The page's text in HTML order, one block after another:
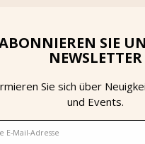
SIE
NEWSLETTER
Sie sich über
und Events.